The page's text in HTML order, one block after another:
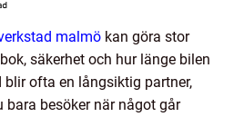
malmö kan göra stor
säkerhet och hur länge bilen
blir ofta en långsiktig partner,
bara besöker när något går